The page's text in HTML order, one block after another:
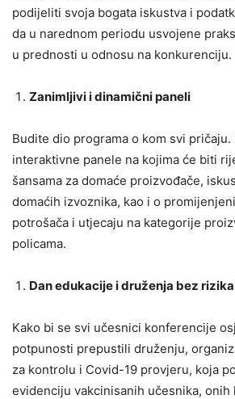
podijeliti svoja bogata iskustva i
da u narednom periodu usvojene
u prednosti u odnosu na konkurenciju.
Zanimljivi i dinamični paneli
Budite dio programa o kom svi pričaju.
interaktivne panele na kojima će biti
šansama za domaće proizvođače,
domaćih izvoznika, kao i o
potrošača i utjecaju na kategorije
policama.
Dan edukacije i druženja bez rizika
Kako bi se svi učesnici konferencije
potpunosti prepustili druženju,
za kontrolu i Covid-19 provjeru, koja
evidenciju vakcinisanih učesnika,